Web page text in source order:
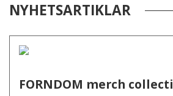
NYHETSARTIKLAR
FORNDOM merch